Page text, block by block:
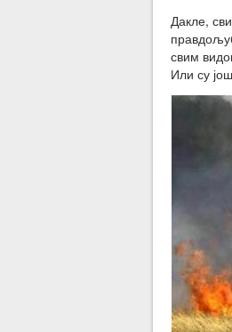
Дакле,
свим
Или су